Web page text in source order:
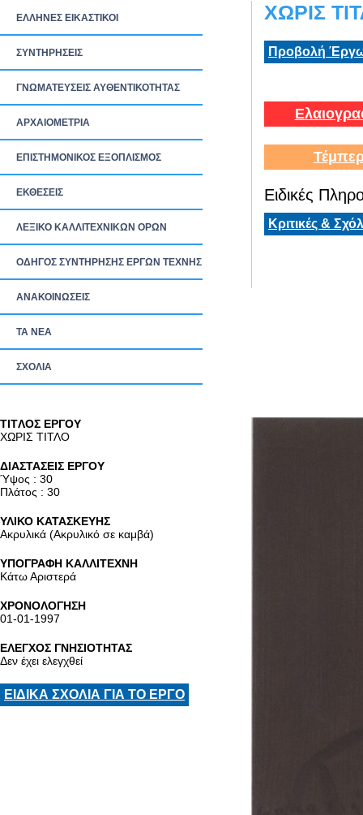
ΕΛΛΗΝΕΣ ΕΙΚΑΣΤΙΚΟΙ
ΣΥΝΤΗΡΗΣΕΙΣ
ΓΝΩΜΑΤΕΥΣΕΙΣ ΑΥΘΕΝΤΙΚΟΤΗΤΑΣ
ΑΡΧΑΙΟΜΕΤΡΙΑ
ΕΠΙΣΤΗΜΟΝΙΚΟΣ ΕΞΟΠΛΙΣΜΟΣ
ΕΚΘΕΣΕΙΣ
ΛΕΞΙΚΟ ΚΑΛΛΙΤΕΧΝΙΚΩΝ ΟΡΩΝ
ΟΔΗΓΟΣ ΣΥΝΤΗΡΗΣΗΣ ΕΡΓΩΝ ΤΕΧΝΗΣ
ΑΝΑΚΟΙΝΩΣΕΙΣ
ΤΑ ΝEΑ
ΣΧΟΛΙΑ
ΧΩΡΙΣ
Προβολή
Ειδικές
Κριτικές &
TITΛΟΣ ΕΡΓΟΥ
ΧΩΡΙΣ ΤΙΤΛΟ
ΔΙΑΣΤΑΣΕΙΣ ΕΡΓΟΥ
Ύψος : 30
Πλάτος : 30
ΥΛΙΚΟ ΚΑΤΑΣΚΕΥΗΣ
Ακρυλικά (Ακρυλικό σε καμβά)
ΥΠΟΓΡΑΦΗ ΚΑΛΛΙΤΕΧΝΗ
Κάτω Αριστερά
ΧΡΟΝΟΛΟΓΗΣΗ
01-01-1997
ΕΛΕΓΧΟΣ ΓΝΗΣΙΟΤΗΤΑΣ
Δεν έχει ελεγχθεί
ΕΙΔΙΚΑ ΣΧΟΛΙΑ ΓΙΑ ΤΟ ΕΡΓΟ